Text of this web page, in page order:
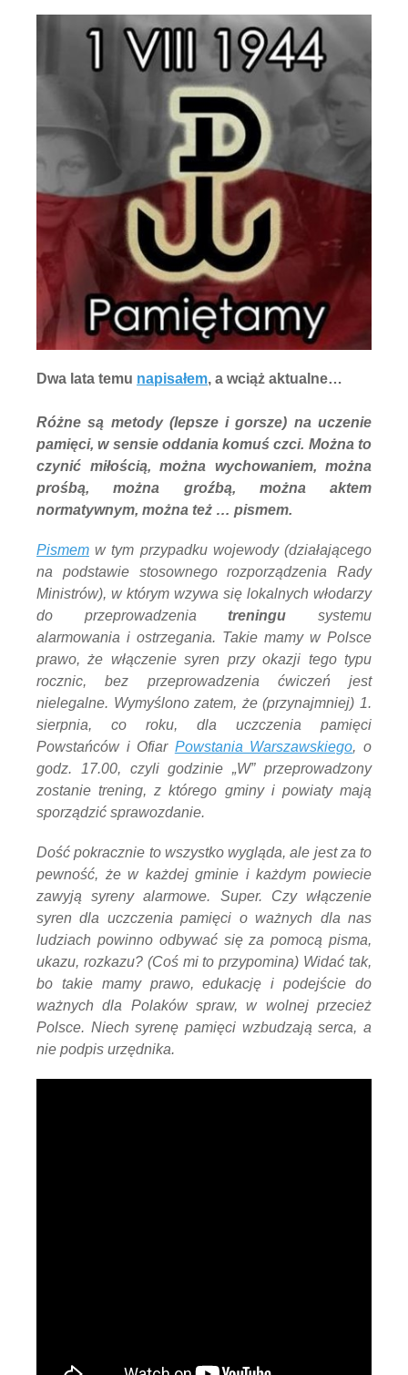
Dwa lata temu napisałem, a wciąż aktualne…
Różne są metody (lepsze i gorsze) na uczenie
pamięci, w sensie oddania komuś czci. Można to
czynić miłością, można wychowaniem, można
prośbą, można groźbą, można aktem
normatywnym, można też … pismem.
Pismem w tym przypadku wojewody (działającego
na podstawie stosownego rozporządzenia Rady
Ministrów), w którym wzywa się lokalnych włodarzy
do przeprowadzeniatreningu systemu
alarmowania i ostrzegania. Takie mamy w Polsce
prawo, że włączenie syren przy okazji tego typu
rocznic, bez przeprowadzenia ćwiczeń jest
nielegalne. Wymyślono zatem, że (przynajmniej) 1.
sierpnia, co roku, dla uczczenia pamięci
Powstańców i Ofiar Powstania Warszawskiego, o
godz. 17.00, czyli godzinie „W” przeprowadzony
zostanie trening, z którego gminy i powiaty mają
sporządzić sprawozdanie.
Dość pokracznie to wszystko wygląda, ale jest za to
pewność, że w każdej gminie i każdym powiecie
zawyją syreny alarmowe. Super. Czy włączenie
syren dla uczczenia pamięci o ważnych dla nas
ludziach powinno odbywać się za pomocą pisma,
ukazu, rozkazu? (Coś mi to przypomina) Widać tak,
bo takie mamy prawo, edukację i podejście do
ważnych dla Polaków spraw, w wolnej przecież
Polsce. Niech syrenę pamięci wzbudzają serca, a
nie podpis urzędnika.